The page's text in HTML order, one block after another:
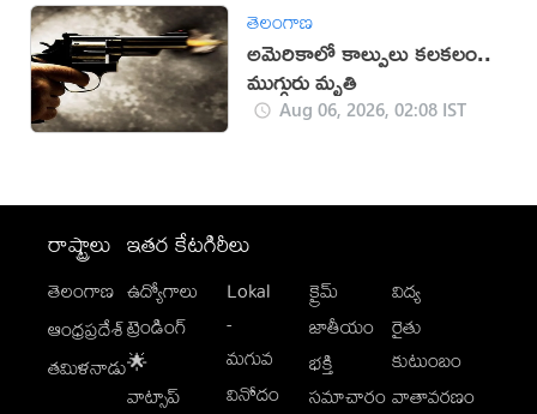
తెలంగాణ
అమెరికాలో కాల్పులు కలకలం..
ముగ్గురు మృతి
Aug 06, 2026, 02:08 IST
రాష్ట్రాలు
తెలంగాణ
ఆంధ్రప్రదేశ్
తమిళనాడు
ఇతర కేటగిరీలు
ఉద్యోగాలు
ట్రెండింగ్
🌟
వాట్సాప్
Lokal
-
మగువ
వినోదం
క్రైమ్
జాతీయం
భక్తి
సమాచారం
విద్య
రైతు
కుటుంబం
వాతావరణం